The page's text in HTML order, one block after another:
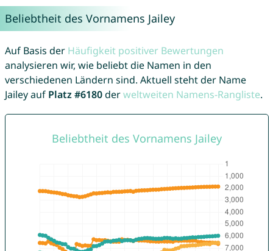
Beliebtheit des Vornamens Jailey
Auf Basis der Häufigkeit positiver Bewertungen
analysieren wir, wie beliebt die Namen in den
verschiedenen Ländern sind. Aktuell steht der Name
Jailey auf Platz #6180derweltweiten Namens-Rangliste.